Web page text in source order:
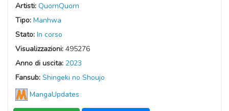
Artisti: QuornQuorn
Tipo: Manhwa
Stato: In corso
Visualizzazioni: 495276
Anno di uscita: 2023
Fansub: Shingeki no Shoujo
MangaUpdates